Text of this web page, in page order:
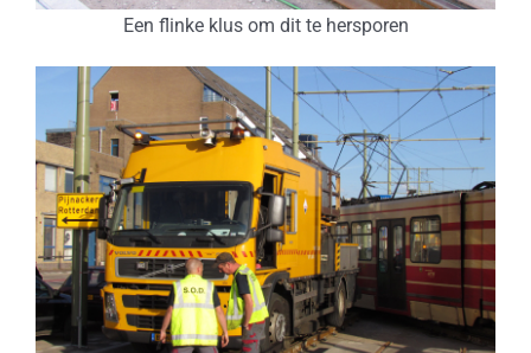
Een flinke klus om dit te hersporen